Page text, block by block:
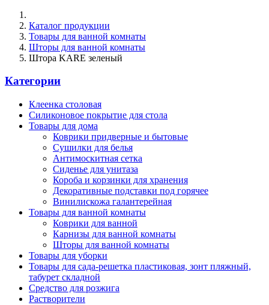
Каталог продукции
Товары для ванной комнаты
Шторы для ванной комнаты
Штора KARE зеленый
Категории
Клеенка столовая
Силиконовое покрытие для стола
Товары для дома
Коврики придверные и бытовые
Сушилки для белья
Антимоскитная сетка
Сиденье для унитаза
Короба и корзинки для хранения
Декоративные подставки под горячее
Винилискожа галантерейная
Товары для ванной комнаты
Коврики для ванной
Карнизы для ванной комнаты
Шторы для ванной комнаты
Товары для уборки
Товары для сада-решетка пластиковая, зонт пляжный,
табурет складной
Средство для розжига
Растворители